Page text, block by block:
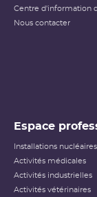
Centre d'information
Nous contacter
Espace
Installations nucléaires
Activités médicales
Activités industrielles
Activités vétérinaires